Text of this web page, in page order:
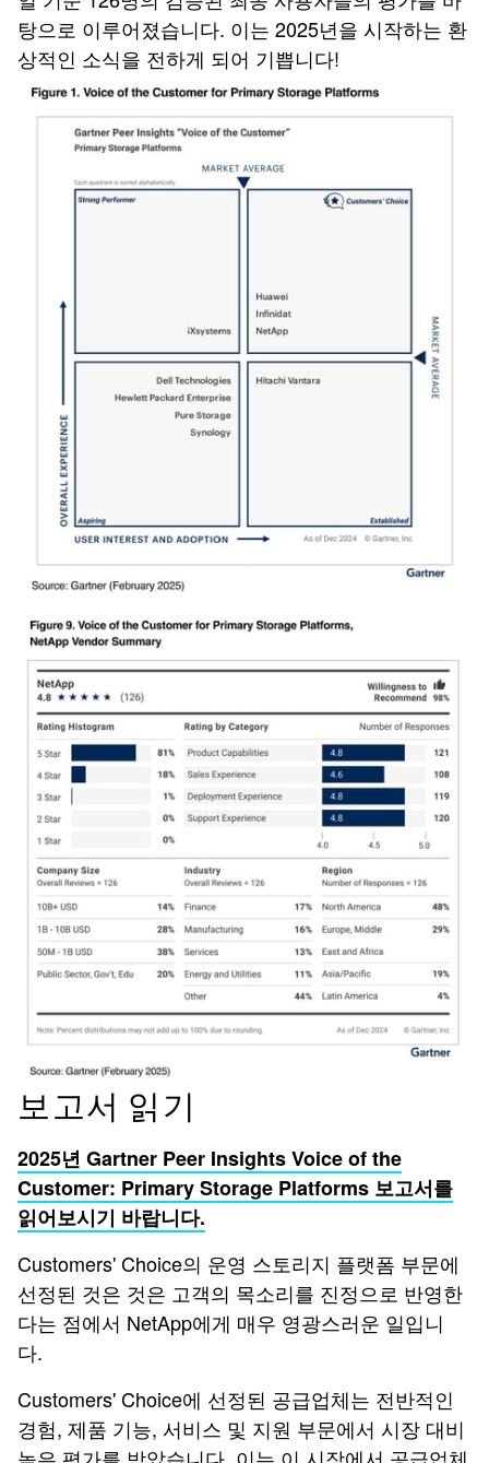
탕으로 이루어졌습니다. 이는 2025년을 시작하는 환
상적인 소식을 전하게 되어 기쁩니다!
보고서 읽기
2025년 Gartner Peer Insights Voice of the
Customer: Primary Storage Platforms 보고서를
읽어보시기 바랍니다.
Customers' Choice의 운영 스토리지 플랫폼 부문에
선정된 것은 것은 고객의 목소리를 진정으로 반영한
다는 점에서 NetApp에게 매우 영광스러운 일입니
다.
Customers' Choice에 선정된 공급업체는 전반적인
경험, 제품 기능, 서비스 및 지원 부문에서 시장 대비